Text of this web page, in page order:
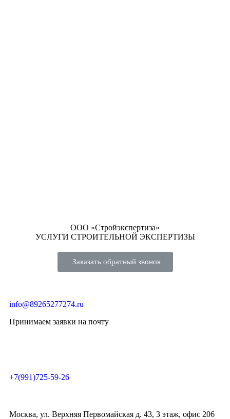
ООО «Стройэкспертиза»
УСЛУГИ СТРОИТЕЛЬНОЙ ЭКСПЕРТИЗЫ
Заказать обратный звонок
info@89265277274.ru
Принимаем заявки на почту
+7(991)725-59-26
Москва, ул. Верхняя Первомайская д. 43, 3 этаж, офис 206